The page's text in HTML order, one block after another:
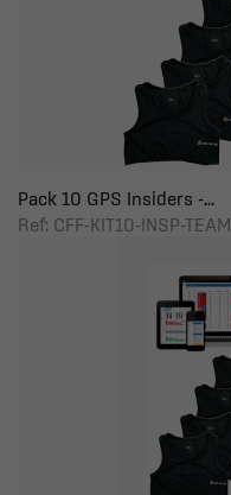
Pack 10 GPS Insiders -...
Ref: CFF-KIT10-INSP-TEAM